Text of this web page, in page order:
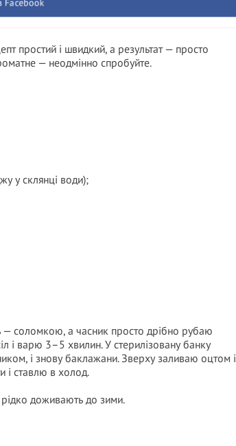
Facebook
простий і швидкий, а результат — просто
— неодмінно спробуйте.
у склянці води);
соломкою, а часник просто дрібно рубаю
і варю 3–5 хвилин. У стерилізовану банку
і знову баклажани. Зверху заливаю оцтом і
ставлю в холод.
доживають до зими.